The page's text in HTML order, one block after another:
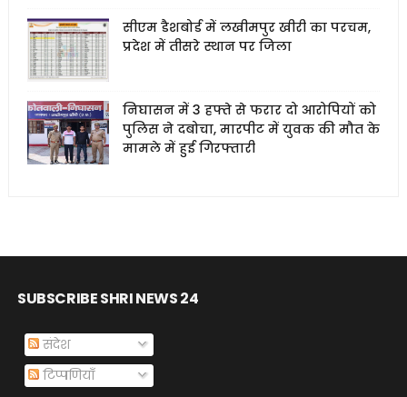
सीएम डैशबोर्ड में लखीमपुर खीरी का परचम,
प्रदेश में तीसरे स्थान पर जिला
निघासन में 3 हफ्ते से फरार दो आरोपियों को
पुलिस ने दबोचा, मारपीट में युवक की मौत के
मामले में हुई गिरफ्तारी
SUBSCRIBE SHRI NEWS 24
संदेश
टिप्पणियाँ